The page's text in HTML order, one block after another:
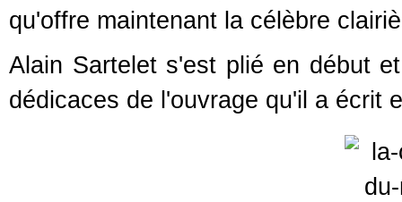
qu'offre maintenant la célèbre
Alain Sartelet s'est plié en début
dédicaces de l'ouvrage qu'il a écrit